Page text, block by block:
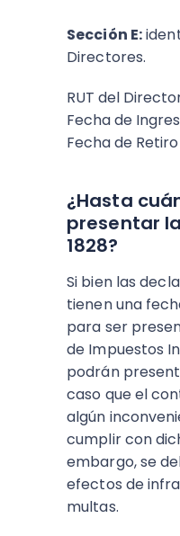
Sección E:
Directores.
RUT del
Fecha de
Fecha de Retiro
¿Hasta
presentar
1828?
Si bien las
tienen una
para ser
de Impuestos
podrán
caso que el
algún
cumplir con
embargo, se
efectos de
multas.